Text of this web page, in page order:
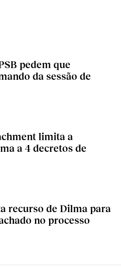
pedem que
da sessão de
limita a
a 4 decretos de
recurso de Dilma para
no processo